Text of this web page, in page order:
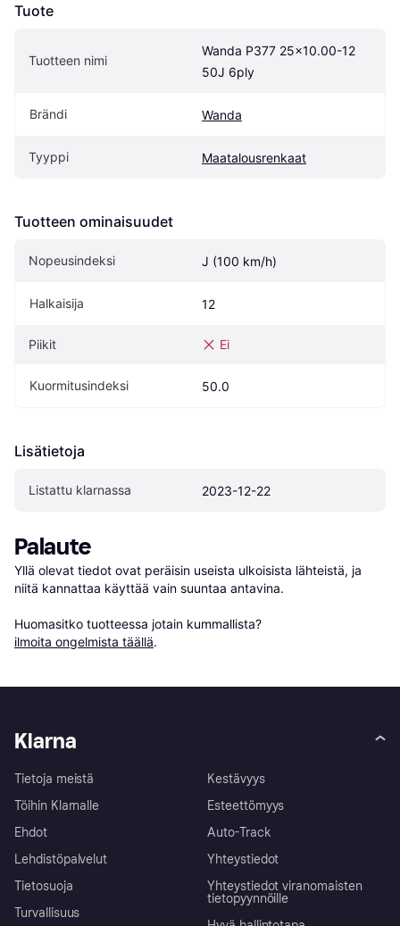
Tuote
Tuotteen nimi
Wanda P377 25x10.00-12
50J 6ply
Brändi Wanda
Tyyppi Maatalousrenkaat
Tuotteen ominaisuudet
Nopeusindeksi J (100 km/h)
Halkaisija 12
Piikit Ei
Kuormitusindeksi 50.0
Lisätietoja
Listattu klarnassa 2023-12-22
Palaute
Yllä olevat tiedot ovat peräisin useista ulkoisista lähteistä, ja
niitä kannattaa käyttää vain suuntaa antavina.
Huomasitko tuotteessa jotain kummallista?
ilmoita ongelmista täällä.
Klarna
Tietoja meistä
Töihin Klarnalle
Ehdot
Lehdistöpalvelut
Tietosuoja
Turvallisuus
Kestävyys
Esteettömyys
Auto-Track
Yhteystiedot
Yhteystiedot viranomaisten
tietopyynnöille